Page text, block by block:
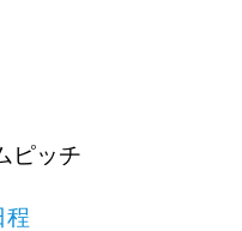
ピッチ
程